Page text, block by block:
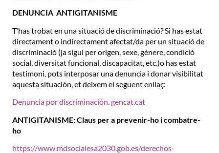
DENUNCIA ANTIGITANISME
T’has trobat en una situació de discriminació? Si has estat
directament o indirectament afectat/da per un situació de
discriminació (ja sigui per origen, sexe, gènere, condició
social, diversitat funcional, discapacitat, etc.)o has estat
testimoni, pots interposar una denuncia i donar visibilitat
aquesta situación, et deixem el seguent enllaç:
Denuncia por discriminación. gencat.cat
ANTIGITANISME: Claus per a prevenir-ho i combatre-
ho
https://www.mdsocialesa2030.gob.es/derechos-